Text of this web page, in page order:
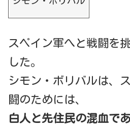
スペイン軍へと戦闘を
した。
シモン・ボリバルは、
闘のためには、
白人と先住民の混血で